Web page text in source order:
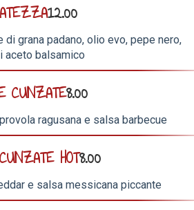
12.00
di grana padano, olio evo, pepe nero,
aceto balsamico
CUNZATE8.00
ragusana e salsa barbecue
HOT8.00
e salsa messicana piccante